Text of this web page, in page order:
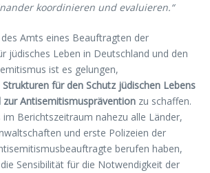
koordinieren und evaluieren.“
Amts eines Beauftragten der
jüdisches Leben in Deutschland und den
ist es gelungen,
für den Schutz jüdischen Lebens
zur Antisemitismusprävention zu schaffen.
Berichtszeitraum nahezu alle Länder,
und erste Polizeien der
berufen haben,
Sensibilität für die Notwendigkeit der